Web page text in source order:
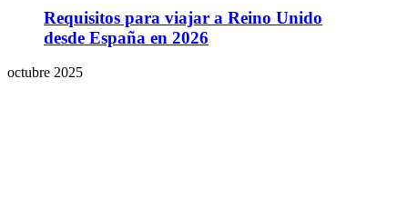
Requisitos para viajar a Reino Unido
desde España en 2026
octubre 2025